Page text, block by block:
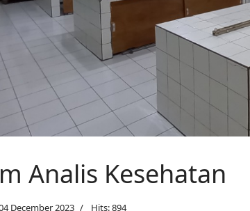
Analis Kesehatan
December 2023 Hits: 894